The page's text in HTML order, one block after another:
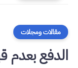
مقالات ومجلات
الدفع بعدم